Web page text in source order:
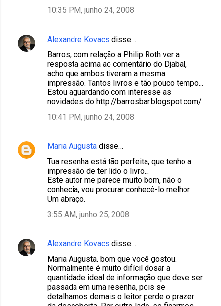
10:35 PM, junho 24, 2008
Alexandre Kovacs disse…
Barros, com relação a Philip Roth ver a
resposta acima ao comentário do Djabal,
acho que ambos tiveram a mesma
impressão. Tantos livros e tão pouco tempo...
Estou aguardando com interesse as
novidades do http://barrosbar.blogspot.com/
10:41 PM, junho 24, 2008
Maria Augusta disse…
Tua resenha está tão perfeita, que tenho a
impressão de ter lido o livro...
Este autor me parece muito bom, não o
conhecia, vou procurar conhecê-lo melhor.
Um abraço.
3:55 AM, junho 25, 2008
Alexandre Kovacs disse…
Maria Augusta, bom que você gostou.
Normalmente é muito difícil dosar a
quantidade ideal de informação que deve ser
passada em uma resenha, pois se
detalhamos demais o leitor perde o prazer